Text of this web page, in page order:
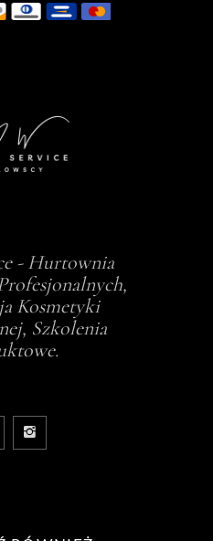
- Hurtownia
Kosmetyki
Szkolenia